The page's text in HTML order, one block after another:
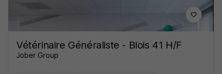
Vétérinaire Généraliste - Blois 41 H/F
Jober Group